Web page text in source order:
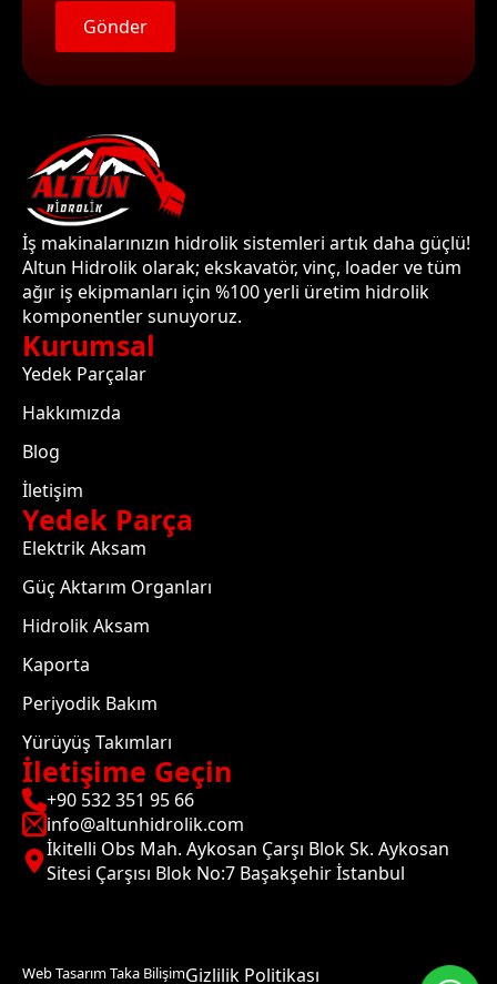
Gönder
İş makinalarınızın hidrolik sistemleri artık daha güçlü!
Altun Hidrolik olarak; ekskavatör, vinç, loader ve tüm
ağır iş ekipmanları için %100 yerli üretim hidrolik
komponentler sunuyoruz.
Kurumsal
Yedek Parçalar
Hakkımızda
Blog
İletişim
Yedek Parça
Elektrik Aksam
Güç Aktarım Organları
Hidrolik Aksam
Kaporta
Periyodik Bakım
Yürüyüş Takımları
İletişime Geçin
+90 532 351 95 66
info@altunhidrolik.com
İkitelli Obs Mah. Aykosan Çarşı Blok Sk. Aykosan
Sitesi Çarşısı Blok No:7 Başakşehir İstanbul
Web Tasarım Taka BilişimGizlilik Politikası